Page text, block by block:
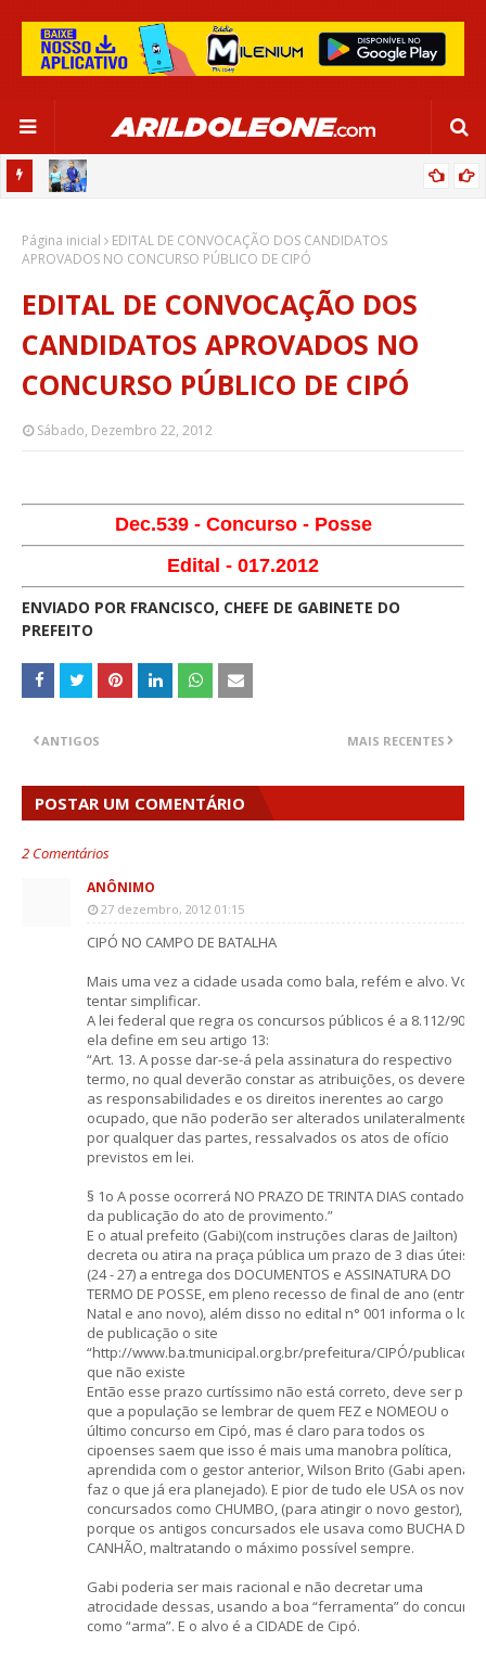
SALVADOR
Página inicial
EDITAL DE CONVOCAÇÃO DOS CANDIDATOS
APROVADOS NO CONCURSO PÚBLICO DE CIPÓ
EDITAL DE CONVOCAÇÃO DOS
CANDIDATOS APROVADOS NO
CONCURSO PÚBLICO DE CIPÓ
Sábado, Dezembro 22, 2012
Dec.539 - Concurso - Posse
Edital - 017.2012
ENVIADO POR FRANCISCO, CHEFE DE GABINETE DO
PREFEITO
MAIS RECENTES
ANTIGOS
POSTAR UM COMENTÁRIO
2 Comentários
ANÔNIMO
27 dezembro, 2012 01:15
CIPÓ NO CAMPO DE BATALHA
Mais uma vez a cidade usada como bala, refém e alvo. Vou
tentar simplificar.
A lei federal que regra os concursos públicos é a 8.112/90, e
ela define em seu artigo 13:
“Art. 13. A posse dar-se-á pela assinatura do respectivo
termo, no qual deverão constar as atribuições, os deveres,
as responsabilidades e os direitos inerentes ao cargo
ocupado, que não poderão ser alterados unilateralmente,
por qualquer das partes, ressalvados os atos de ofício
previstos em lei.
§ 1o A posse ocorrerá NO PRAZO DE TRINTA DIAS contados
da publicação do ato de provimento.”
E o atual prefeito (Gabi)(com instruções claras de Jailton)
decreta ou atira na praça pública um prazo de 3 dias úteis
(24 - 27) a entrega dos DOCUMENTOS e ASSINATURA DO
TERMO DE POSSE, em pleno recesso de final de ano (entre
Natal e ano novo), além disso no edital n° 001 informa o local
de publicação o site
“http://www.ba.tmunicipal.org.br/prefeitura/CIPÓ/
que não existe
Então esse prazo curtíssimo não está correto, deve ser para
que a população se lembrar de quem FEZ e NOMEOU o
último concurso em Cipó, mas é claro para todos os
cipoenses saem que isso é mais uma manobra política,
aprendida com o gestor anterior, Wilson Brito (Gabi apenas
faz o que já era planejado). E pior de tudo ele USA os novos
concursados como CHUMBO, (para atingir o novo gestor),
porque os antigos concursados ele usava como BUCHA DE
CANHÃO, maltratando o máximo possível sempre.
Gabi poderia ser mais racional e não decretar uma
atrocidade dessas, usando a boa “ferramenta” do concurso
como “arma”. E o alvo é a CIDADE de Cipó.